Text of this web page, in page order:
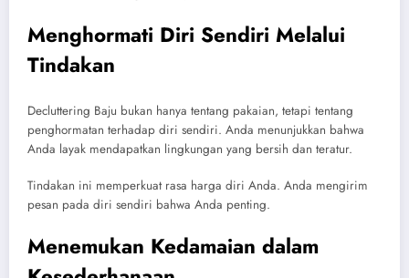
Menghormati Diri Sendiri Melalui
Tindakan
Decluttering Baju bukan hanya tentang pakaian, tetapi tentang
penghormatan terhadap diri sendiri. Anda menunjukkan bahwa
Anda layak mendapatkan lingkungan yang bersih dan teratur.
Tindakan ini memperkuat rasa harga diri Anda. Anda mengirim
pesan pada diri sendiri bahwa Anda penting.
Menemukan Kedamaian dalam